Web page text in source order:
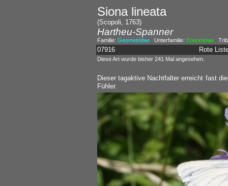
Siona lineata
(Scopoli, 1763)
Hartheu-Spanner
Familie: GeometridaeUnterfamilie: Ennominae
07916 Rote
Diese Art wurde bisher 241 Mal angesehen.
Dieser tagaktive Nachtfalter erreicht fast
Fühler.